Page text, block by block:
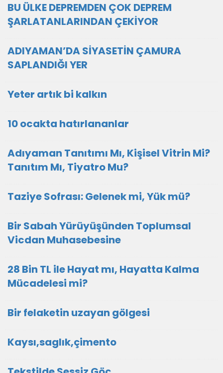
BU ÜLKE DEPREMDEN ÇOK DEPREM
ŞARLATANLARINDAN ÇEKİYOR
ADIYAMAN’DA SİYASETİN ÇAMURA
SAPLANDIĞI YER
Yeter artık bi kalkın
10 ocakta hatırlananlar
Adıyaman Tanıtımı Mı, Kişisel Vitrin Mi?
Tanıtım Mı, Tiyatro Mu?
Taziye Sofrası: Gelenek mi, Yük mü?
Bir Sabah Yürüyüşünden Toplumsal
Vicdan Muhasebesine
28 Bin TL ile Hayat mı, Hayatta Kalma
Mücadelesi mi?
Bir felaketin uzayan gölgesi
Kaysı,saglık,çimento